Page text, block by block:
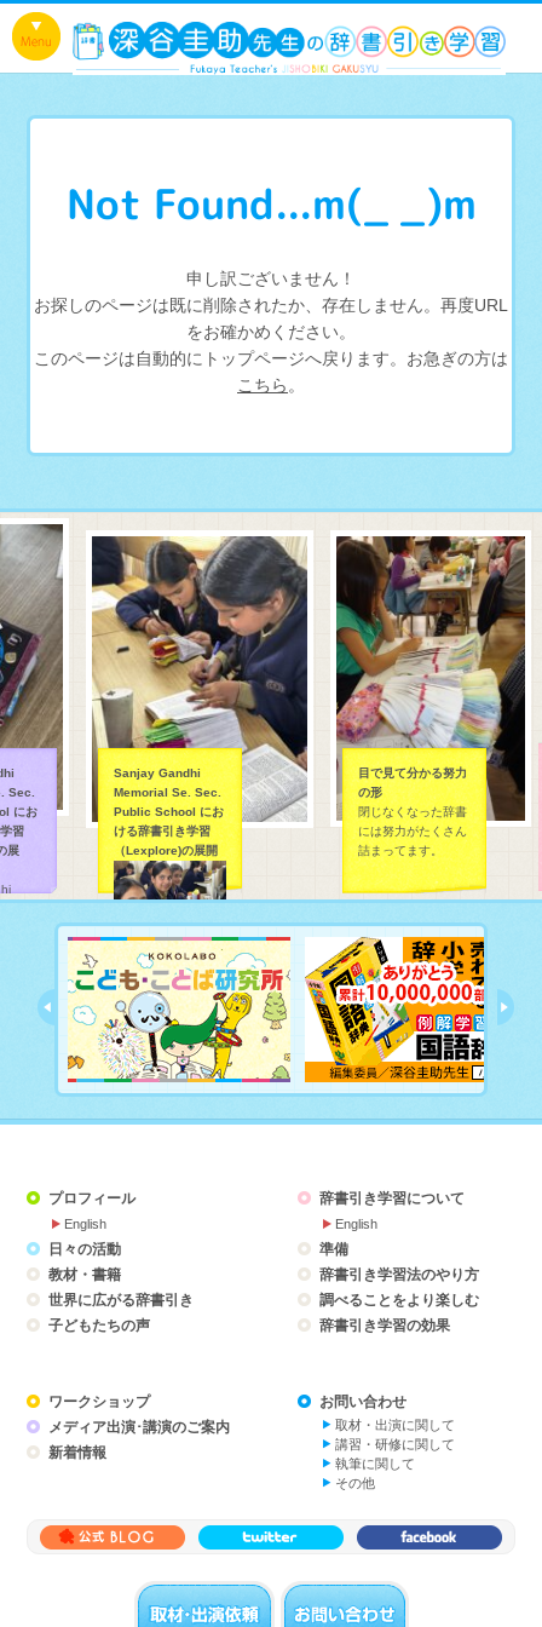
Not Found...m(_ _)m
申し訳ございません！
お探しのページは既に削除されたか、存在しません。再度URL
をお確かめください。
このページは自動的にトップページへ戻ります。お急ぎの方は
こちら。
にお
習
Sanjay Gandhi
Memorial Se. Sec.
Public School にお
ける辞書引き学習
（Lexplore)の展開
Sanjay Gandhi
Memorial Se. Sec.
Public School にお
ける辞書引き学習
（Lexplore)の展開の
様子です。
目で見て分かる努力
の形
閉じなくなった辞書
には努力がたくさん
詰まってます。
プロフィール
English
日々の活動
教材・書籍
世界に広がる辞書引き
子どもたちの声
辞書引き学習について
English
準備
辞書引き学習法のやり方
調べることをより楽しむ
辞書引き学習の効果
ワークショップ
メディア出演･講演のご案内
新着情報
お問い合わせ
取材・出演に関して
講習・研修に関して
執筆に関して
その他